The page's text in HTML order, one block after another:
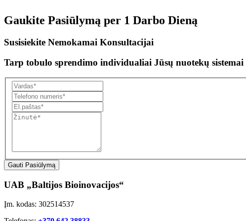
Gaukite Pasiūlymą per 1 Darbo Dieną
Susisiekite Nemokamai Konsultacijai
Tarp tobulo sprendimo individualiai Jūsų nuotekų
Gauti Pasiūlymą
UAB „Baltijos Bioinovacijos“
Įm. kodas: 302514537